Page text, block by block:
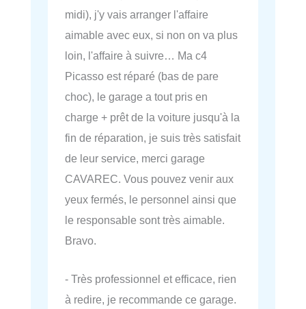
midi), j'y vais arranger l'affaire
aimable avec eux, si non on va plus
loin, l'affaire à suivre… Ma c4
Picasso est réparé (bas de pare
choc), le garage a tout pris en
charge + prêt de la voiture jusqu'à la
fin de réparation, je suis très satisfait
de leur service, merci garage
CAVAREC. Vous pouvez venir aux
yeux fermés, le personnel ainsi que
le responsable sont très aimable.
Bravo.
- Très professionnel et efficace, rien
à redire, je recommande ce garage.